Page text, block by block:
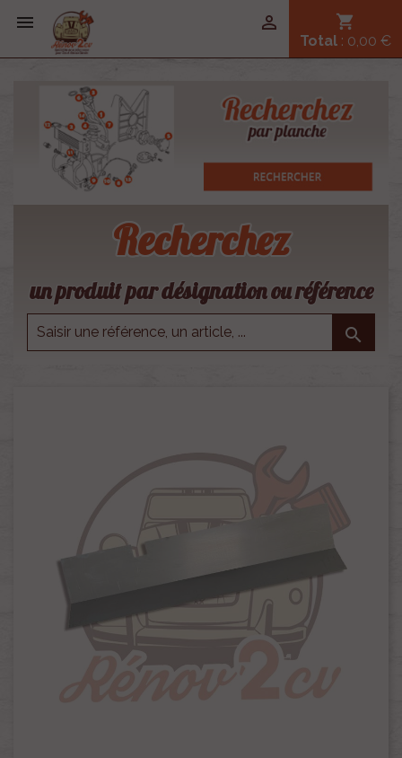
 shopping_cart
Total : 0,00 €

Recherchez
un produit par désignation ou référence
